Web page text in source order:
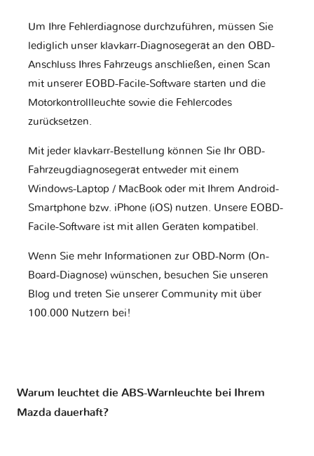
Um Ihre Fehlerdiagnose durchzuführen, müssen Sie
lediglich unser klavkarr-Diagnosegerät an den OBD-
Anschluss Ihres Fahrzeugs anschließen, einen Scan
mit unserer EOBD-Facile-Software starten und die
Motorkontrollleuchte sowie die Fehlercodes
zurücksetzen.
Mit jeder klavkarr-Bestellung können Sie Ihr OBD-
Fahrzeugdiagnosegerät entweder mit einem
Windows-Laptop / MacBook oder mit Ihrem Android-
Smartphone bzw. iPhone (iOS) nutzen. Unsere EOBD-
Facile-Software ist mit allen Geräten kompatibel.
Wenn Sie mehr Informationen zur OBD-Norm (On-
Board-Diagnose) wünschen, besuchen Sie unseren
Blog und treten Sie unserer Community mit über
100.000 Nutzern bei!
Warum leuchtet die ABS-Warnleuchte bei Ihrem
Mazda dauerhaft?